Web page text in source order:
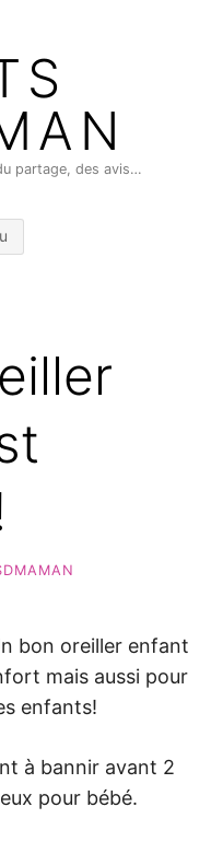
partage, des avis…
bon oreiller enfant
mais aussi pour
enfants!
à bannir avant 2
pour bébé.